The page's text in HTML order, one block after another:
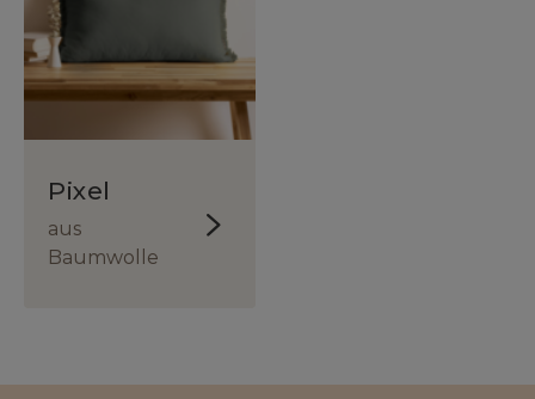
Pixel
aus
Baumwolle